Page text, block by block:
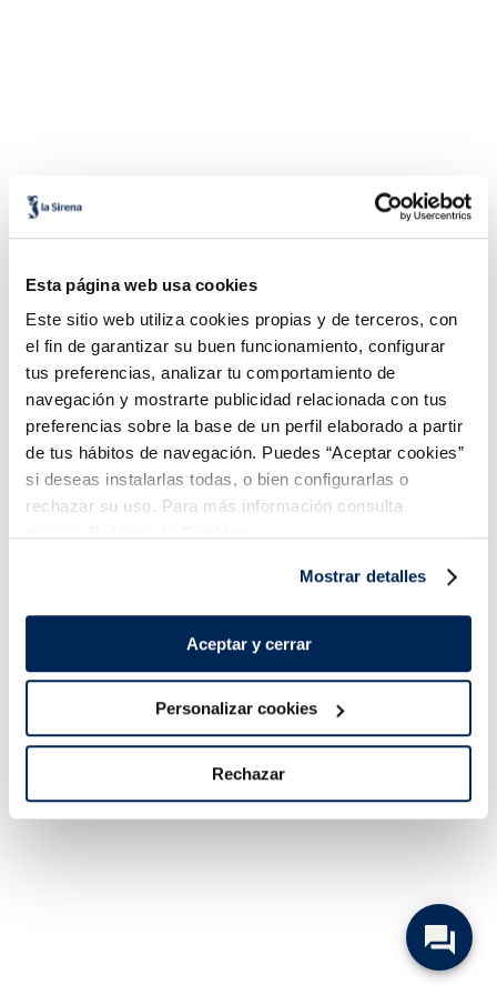
Esta página web usa cookies
Este sitio web utiliza cookies propias y de terceros, con
el fin de garantizar su buen funcionamiento, configurar
tus preferencias, analizar tu comportamiento de
navegación y mostrarte publicidad relacionada con tus
preferencias sobre la base de un perfil elaborado a partir
de tus hábitos de navegación. Puedes “Aceptar cookies”
si deseas instalarlas todas, o bien configurarlas o
rechazar su uso. Para más información consulta
Mostrar detalles
Aceptar y cerrar
Personalizar cookies
Rechazar